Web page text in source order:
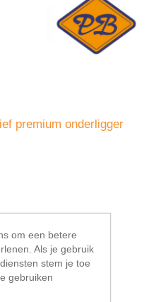
premium onderligger
om een betere
Als je gebruik
stem je toe
gebruiken